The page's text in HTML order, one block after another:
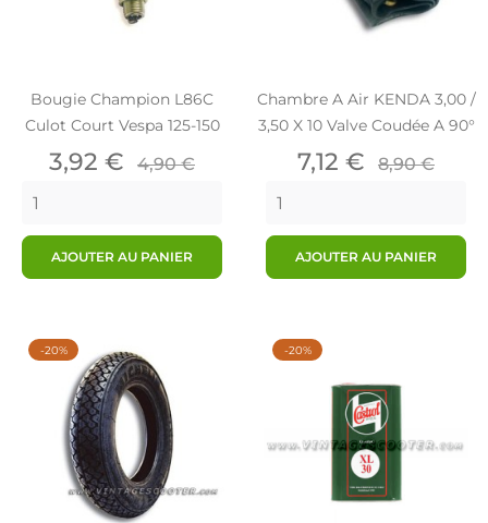
Bougie Champion L86C
Culot Court Vespa 125-150
Prix
3,92 € Prix
4,90 €
AJOUTER AU PANIER
Chambre A Air KENDA 3,00 /
3,50 X 10 Valve Coudée A 90°
Prix
7,12 € Prix
8,90 €
AJOUTER AU PANIER
-20% -20%